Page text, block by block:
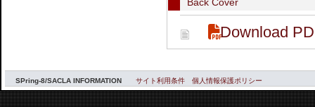
Download
SPring-8/SACLA INFORMATION サイト利用条件 個人情報保護ポリシー